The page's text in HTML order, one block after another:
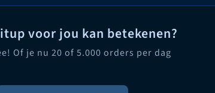
voor jou kan betekenen?
Of je nu 20 of 5.000 orders per dag